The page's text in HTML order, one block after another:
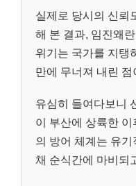
실제로 당시의 신뢰
해 본 결과, 임진왜
위기는 국가를 지탱
만에 무너져 내린 점
유심히 들여다보니
이 부산에 상륙한
의 방어 체계는 유
채 순식간에 마비되